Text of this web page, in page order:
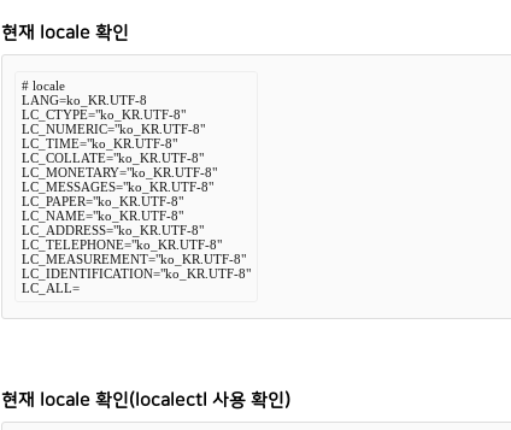
현재 locale 확인
# locale
LANG=ko_KR.UTF-8
LC_CTYPE="ko_KR.UTF-8"
LC_NUMERIC="ko_KR.UTF-8"
LC_TIME="ko_KR.UTF-8"
LC_COLLATE="ko_KR.UTF-8"
LC_MONETARY="ko_KR.UTF-8"
LC_MESSAGES="ko_KR.UTF-8"
LC_PAPER="ko_KR.UTF-8"
LC_NAME="ko_KR.UTF-8"
LC_ADDRESS="ko_KR.UTF-8"
LC_TELEPHONE="ko_KR.UTF-8"
LC_MEASUREMENT="ko_KR.UTF-8"
LC_IDENTIFICATION="ko_KR.UTF-8"
LC_ALL=
현재 locale 확인(localectl 사용 확인)